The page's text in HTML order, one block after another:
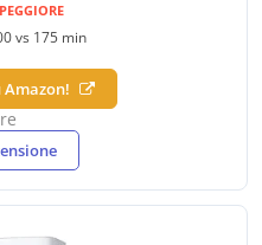
vs 175 min